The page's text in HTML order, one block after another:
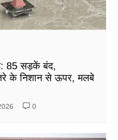
85 सड़कें बंद,
के निशान से ऊपर, मलबे
0